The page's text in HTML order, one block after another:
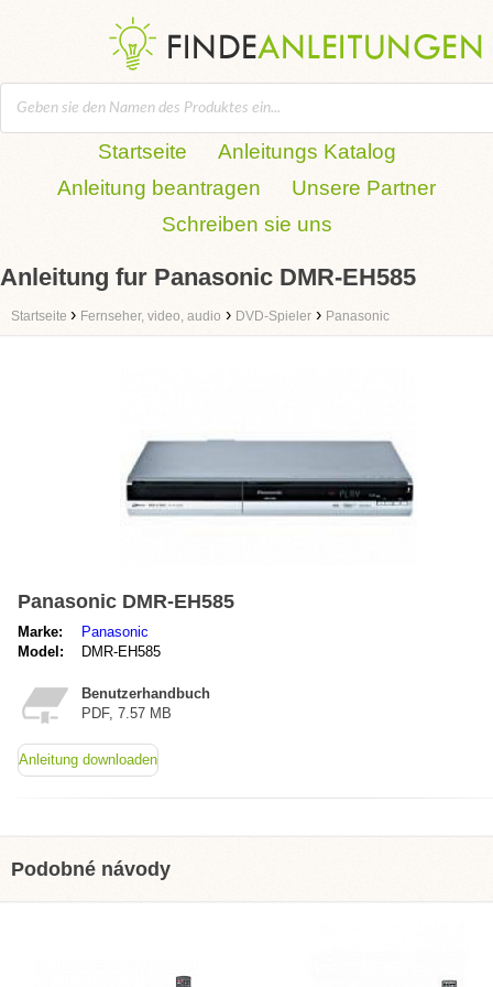
Startseite
Anleitungs Katalog
Anleitung beantragen
Unsere Partner
Schreiben sie uns
Anleitung fur Panasonic DMR-EH585
Startseite › Fernseher, video, audio › DVD-Spieler › Panasonic
Panasonic DMR-EH585
Marke:
Panasonic
Model:
DMR-EH585
Benutzerhandbuch
PDF, 7.57 MB
Anleitung downloaden
Podobné návody